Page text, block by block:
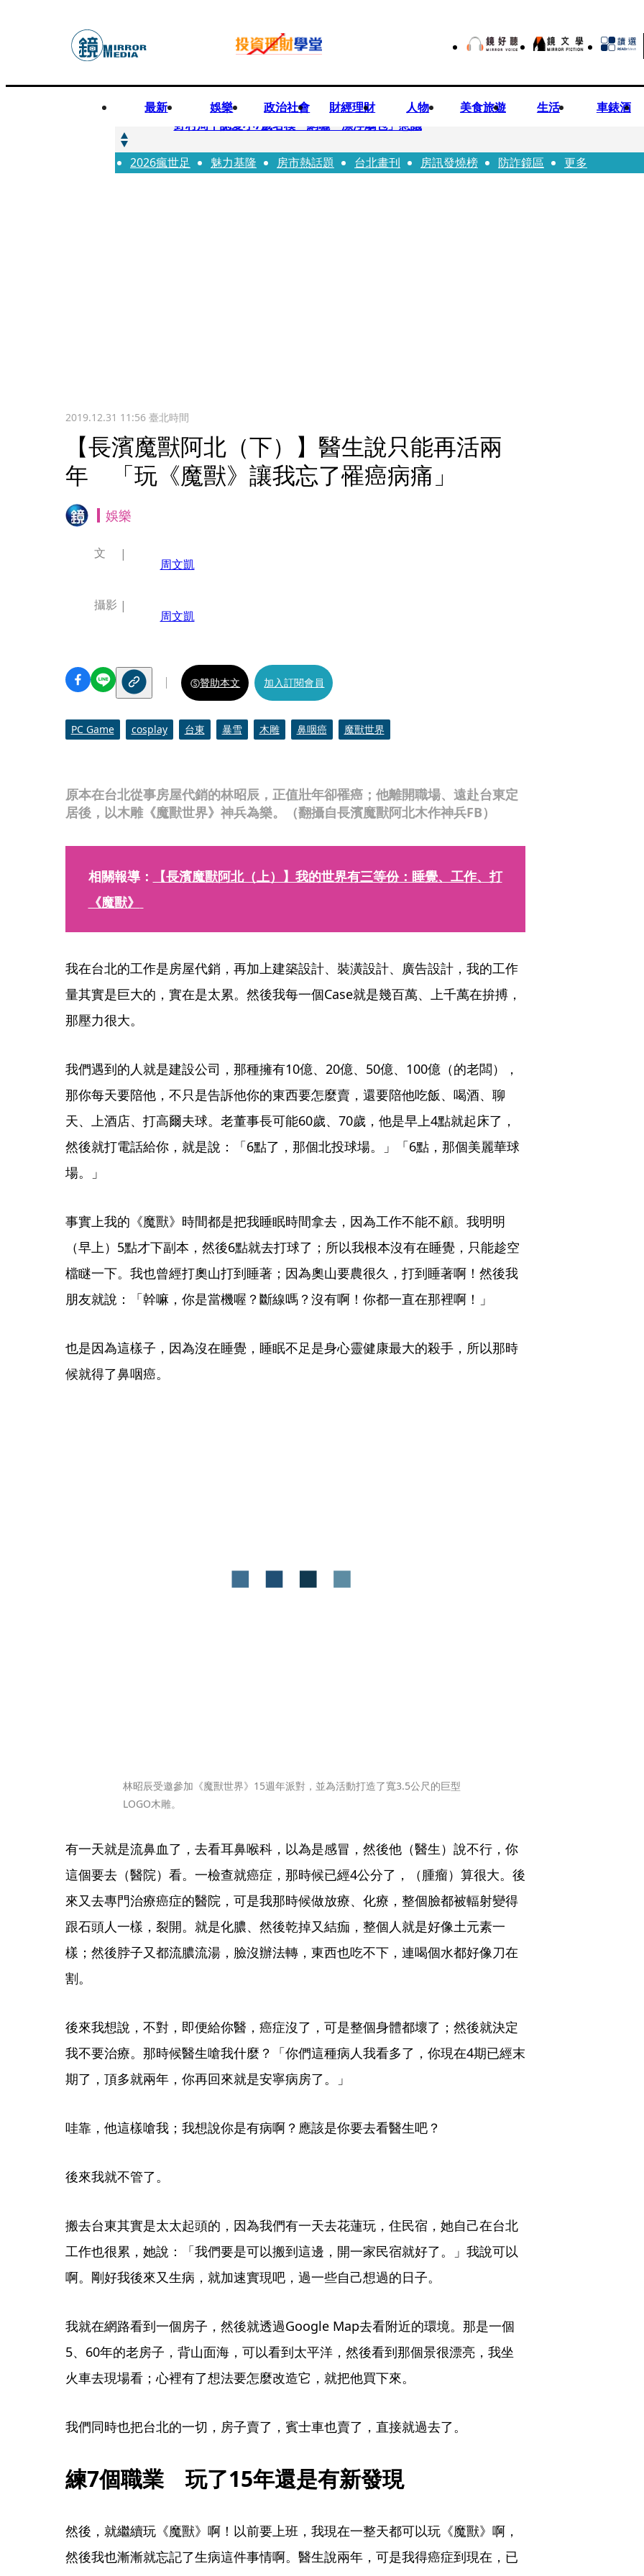
最新 娛樂 政治社會 財經理財 人物 美食旅遊 生活 車錶酒
快訊
野村周平認愛小7歲名模 網曬「漂浮鵰包」惹議
快訊
8年磨一劍 陳法拉自編自導《Bloodline》進軍多倫多 柯林法洛姊弟相挺
2026瘋世足 魅力基隆 房市熱話題 台北畫刊 房訊發燒榜 防詐鏡區 更多
2019.12.31 11:56臺北時間
【長濱魔獸阿北（下）】醫生說只能再活兩
年 「玩《魔獸》讓我忘了罹癌病痛」
娛樂
原本在台北從事房屋代銷的林昭辰，正值壯年卻罹癌；他離開職場、遠赴台東定
居後，以木雕《魔獸世界》神兵為樂。（翻攝自長濱魔獸阿北木作神兵FB）
文
周文凱
攝影
周文凱
贊助本文 加入訂閱會員
PC Game cosplay 台東 暴雪 木雕 鼻咽癌 魔獸世界
相關報導：
【長濱魔獸阿北（上）】我的世界有三等份：睡覺、工作、打
《魔獸》
我在台北的工作是房屋代銷，再加上建築設計、裝潢設計、廣告設計，我的工作
量其實是巨大的，實在是太累。然後我每一個Case就是幾百萬、上千萬在拚搏，
那壓力很大。
我們遇到的人就是建設公司，那種擁有10億、20億、50億、100億（的老闆），
那你每天要陪他，不只是告訴他你的東西要怎麼賣，還要陪他吃飯、喝酒、聊
天、上酒店、打高爾夫球。老董事長可能60歲、70歲，他是早上4點就起床了，
然後就打電話給你，就是說：「6點了，那個北投球場。」「6點，那個美麗華球
場。」
事實上我的《魔獸》時間都是把我睡眠時間拿去，因為工作不能不顧。我明明
（早上）5點才下副本，然後6點就去打球了；所以我根本沒有在睡覺，只能趁空
檔瞇一下。我也曾經打奧山打到睡著；因為奧山要農很久，打到睡著啊！然後我
朋友就說：「幹嘛，你是當機喔？斷線嗎？沒有啊！你都一直在那裡啊！」
也是因為這樣子，因為沒在睡覺，睡眠不足是身心靈健康最大的殺手，所以那時
候就得了鼻咽癌。
林昭辰受邀參加《魔獸世界》15週年派對，並為活動打造了寬3.5公尺的巨型
LOGO木雕。
有一天就是流鼻血了，去看耳鼻喉科，以為是感冒，然後他（醫生）說不行，你
這個要去（醫院）看。一檢查就癌症，那時候已經4公分了，（腫瘤）算很大。後
來又去專門治療癌症的醫院，可是我那時候做放療、化療，整個臉都被輻射變得
跟石頭人一樣，裂開。就是化膿、然後乾掉又結痂，整個人就是好像土元素一
樣；然後脖子又都流膿流湯，臉沒辦法轉，東西也吃不下，連喝個水都好像刀在
割。
後來我想說，不對，即便給你醫，癌症沒了，可是整個身體都壞了；然後就決定
我不要治療。那時候醫生嗆我什麼？「你們這種病人我看多了，你現在4期已經末
期了，頂多就兩年，你再回來就是安寧病房了。」
哇靠，他這樣嗆我；我想說你是有病啊？應該是你要去看醫生吧？
後來我就不管了。
搬去台東其實是太太起頭的，因為我們有一天去花蓮玩，住民宿，她自己在台北
工作也很累，她說：「我們要是可以搬到這邊，開一家民宿就好了。」我說可以
啊。剛好我後來又生病，就加速實現吧，過一些自己想過的日子。
我就在網路看到一個房子，然後就透過Google Map去看附近的環境。那是一個
5、60年的老房子，背山面海，可以看到太平洋，然後看到那個景很漂亮，我坐
火車去現場看；心裡有了想法要怎麼改造它，就把他買下來。
我們同時也把台北的一切，房子賣了，賓士車也賣了，直接就過去了。
練7個職業　玩了15年還是有新發現
然後，就繼續玩《魔獸》啊！以前要上班，我現在一整天都可以玩《魔獸》啊，
然後我也漸漸就忘記了生病這件事情啊。醫生說兩年，可是我得癌症到現在，已